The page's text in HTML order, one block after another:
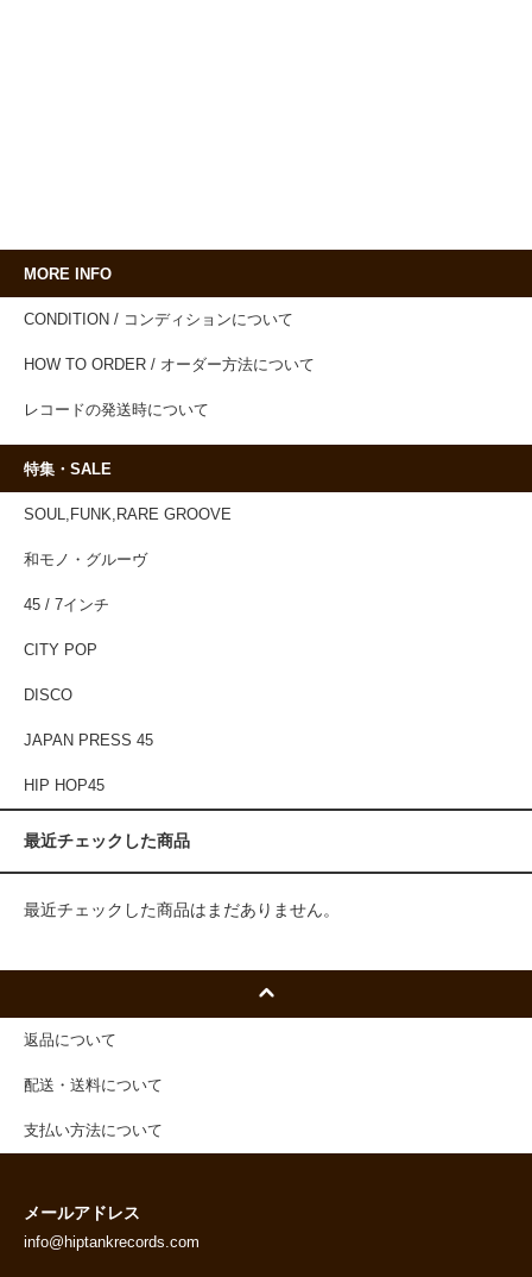
MORE INFO
CONDITION / コンディションについて
HOW TO ORDER / オーダー方法について
レコードの発送時について
特集・SALE
SOUL,FUNK,RARE GROOVE
和モノ・グルーヴ
45 / 7インチ
CITY POP
DISCO
JAPAN PRESS 45
HIP HOP45
最近チェックした商品
最近チェックした商品はまだありません。
返品について
配送・送料について
支払い方法について
メールアドレス
info@hiptankrecords.com